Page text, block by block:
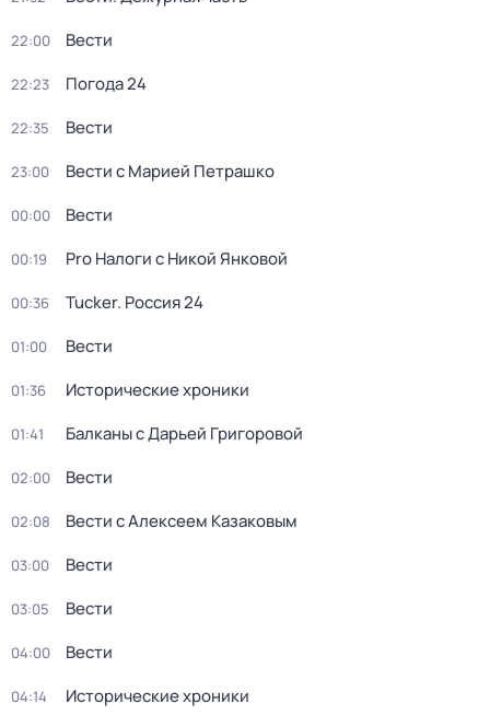
22:00 Вести
22:23 Погода 24
22:35 Вести
23:00 Вести с Марией Петрашко
00:00 Вести
00:19 Pro Налоги с Никой Янковой
00:36 Tucker. Россия 24
01:00 Вести
01:36 Исторические хроники
01:41 Балканы с Дарьей Григоровой
02:00 Вести
02:08 Вести с Алексеем Казаковым
03:00 Вести
03:05 Вести
04:00 Вести
04:14 Исторические хроники